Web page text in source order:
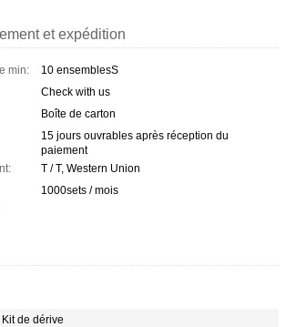
et expédition
min:
10 ensemblesS
Check with us
Boîte de carton
15 jours ouvrables après réception du
paiement
T / T, Western Union
1000sets / mois
Kit de dérive